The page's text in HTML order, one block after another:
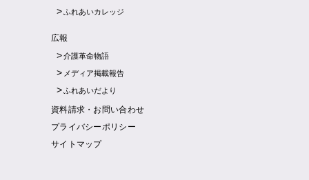
ふれあいカレッジ
広報
介護革命物語
メディア掲載報告
ふれあいだより
資料請求・お問い合わせ
プライバシーポリシー
サイトマップ